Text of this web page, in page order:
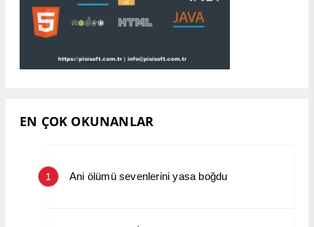
EN ÇOK OKUNANLAR
1 Ani ölümü sevenlerini yasa boğdu